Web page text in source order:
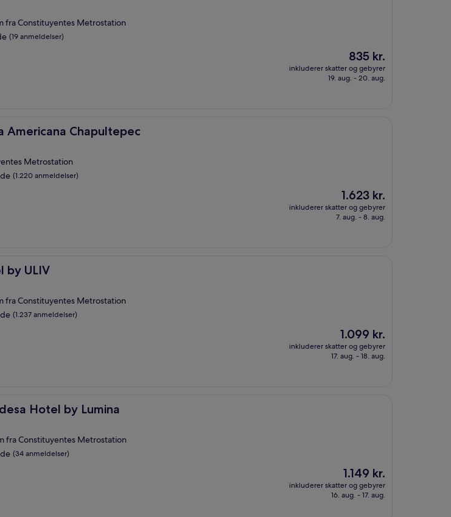
fra Constituyentes Metrostation
(19 anmeldelser)
Prisen
er
835 kr.
835 kr.
inkluderer skatter og gebyrer
19. aug. - 20. aug.
Americana Chapultepec
Chapultepec
Metrostation
(1.220 anmeldelser)
Prisen
er
1.623 kr.
1.623 kr.
inkluderer skatter og gebyrer
7. aug. - 8. aug.
by ULIV
fra Constituyentes Metrostation
(1.237 anmeldelser)
Prisen
er
1.099 kr.
1.099 kr.
inkluderer skatter og gebyrer
17. aug. - 18. aug.
Hotel by Lumina
Hotel by Lumina
fra Constituyentes Metrostation
(34 anmeldelser)
Prisen
er
1.149 kr.
1.149 kr.
inkluderer skatter og gebyrer
16. aug. - 17. aug.